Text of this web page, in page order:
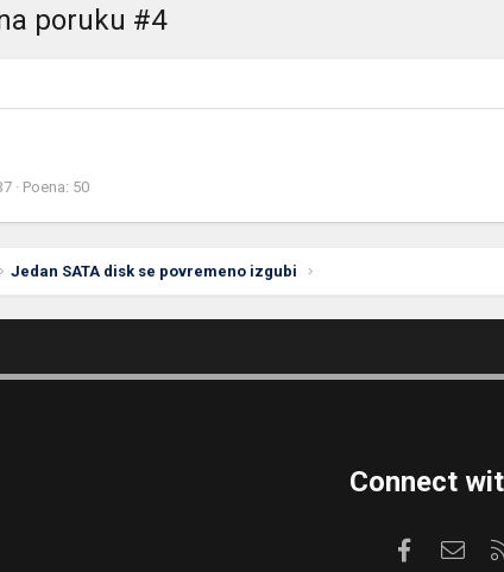
poruku #4
Poena 50
Jedan SATA disk se povremeno izgubi
Connect
Facebook